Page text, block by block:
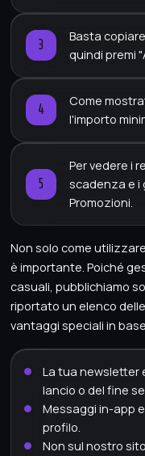
Basta
quindi premi
Come
l'importo
Per vedere i
scadenza e i
Promozioni.
Non solo come
è importante. Poiché
casuali, pubblichiamo
riportato un elenco
vantaggi speciali in
La tua newsletter
lancio o del fine
Messaggi in-app
profilo.
Non sul nostro